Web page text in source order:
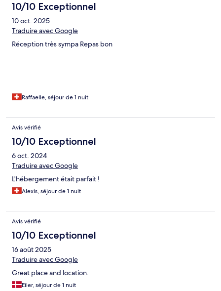
10/10 Exceptionnel
10 oct. 2025
Traduire avec Google
Réception très sympa Repas bon
Raffaelle, séjour de 1 nuit
Avis vérifié
10/10 Exceptionnel
6 oct. 2024
Traduire avec Google
L'hébergement était parfait !
Alexis, séjour de 1 nuit
Avis vérifié
10/10 Exceptionnel
16 août 2025
Traduire avec Google
Great place and location.
Eiler, séjour de 1 nuit